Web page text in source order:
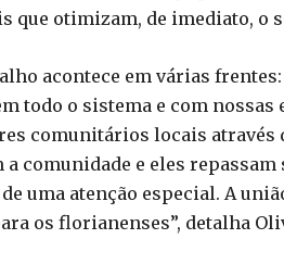
que otimizam, de imediato, o
acontece em várias
todo o sistema e com
comunitários locais através
a comunidade e eles
uma atenção especial. A
os florianenses”, detalha